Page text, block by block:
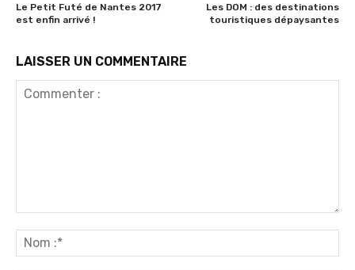
Le Petit Futé de Nantes 2017
est enfin arrivé !
Les DOM : des destinations
touristiques dépaysantes
LAISSER UN COMMENTAIRE
:*